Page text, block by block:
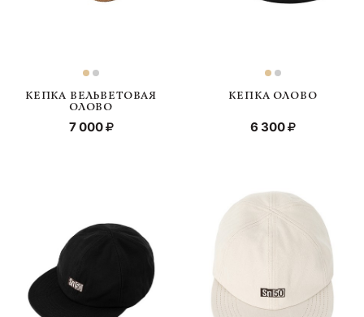
КЕПКА ВЕЛЬВЕТОВАЯ
ОЛОВО
7 000
КЕПКА ОЛОВО
6 300